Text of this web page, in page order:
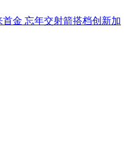
首金 忘年交射箭搭档创新加